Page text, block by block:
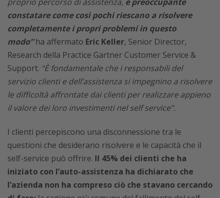
constatare come così pochi riescano a risolvere
completamente i propri problemi in questo
modo”ha affermato Eric Keller, Senior Director,
Research della Practice Gartner Customer Service &
Support. “È fondamentale che i responsabili del
servizio clienti e dell’assistenza si impegnino a risolvere
le difficoltà affrontate dai clienti per realizzare appieno
il valore dei loro investimenti nel self service”.
I clienti percepiscono una disconnessione tra le
questioni che desiderano risolvere e le capacità che il
self-service può offrire. Il 45% dei clienti che ha
iniziato con l’auto-assistenza ha dichiarato che
l’azienda non ha compreso ciò che stavano cercando